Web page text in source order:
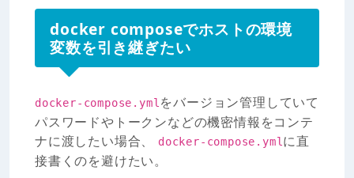
docker composeでホストの環境
変数を引き継ぎたい
docker-compose.ymlをバージョン管理していて
パスワードやトークンなどの機密情報をコンテ
ナに渡したい場合、
docker-compose.ymlに直
接書くのを避けたい。